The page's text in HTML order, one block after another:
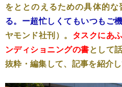
をととのえるための具体的な
る。ー超忙しくてもいつもご
ヤモンド社刊）。 タスクにあ
ンディショニングの書として
抜粋・編集して、記事を紹介し